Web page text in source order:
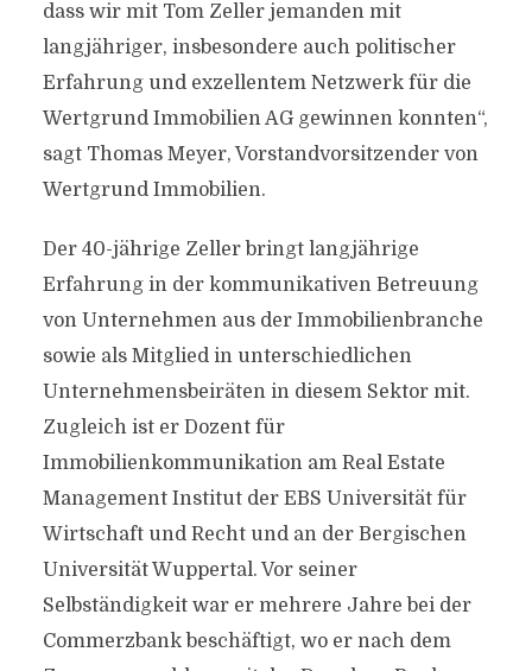
dass wir mit Tom Zeller jemanden mit
langjähriger, insbesondere auch politischer
Erfahrung und exzellentem Netzwerk für die
Wertgrund Immobilien AG gewinnen konnten“,
sagt Thomas Meyer, Vorstandvorsitzender von
Wertgrund Immobilien.
Der 40-jährige Zeller bringt langjährige
Erfahrung in der kommunikativen Betreuung
von Unternehmen aus der Immobilienbranche
sowie als Mitglied in unterschiedlichen
Unternehmensbeiräten in diesem Sektor mit.
Zugleich ist er Dozent für
Immobilienkommunikation am Real Estate
Management Institut der EBS Universität für
Wirtschaft und Recht und an der Bergischen
Universität Wuppertal. Vor seiner
Selbständigkeit war er mehrere Jahre bei der
Commerzbank beschäftigt, wo er nach dem